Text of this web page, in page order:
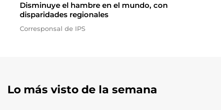
Disminuye el hambre en el mundo, con
disparidades regionales
Corresponsal de IPS
Lo más visto de la semana